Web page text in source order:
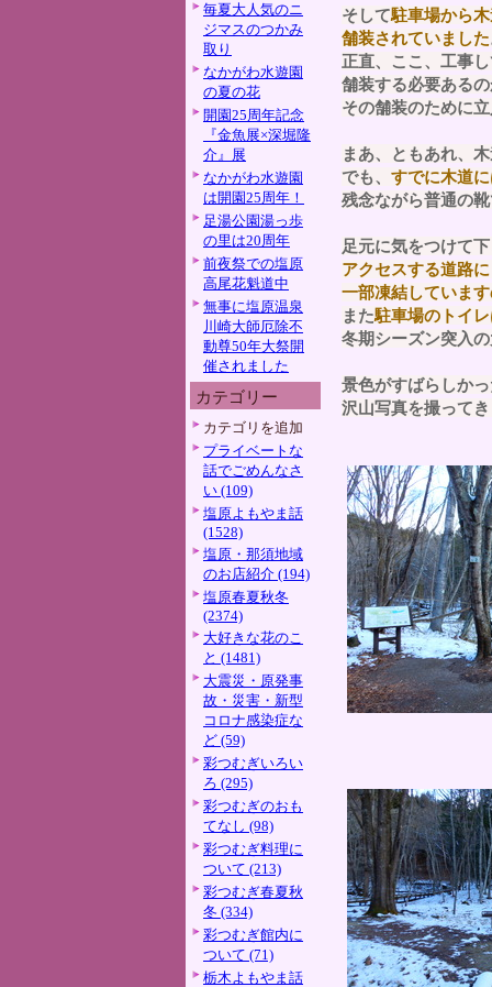
毎夏大人気のニ
ジマスのつかみ
取り
なかがわ水遊園
の夏の花
開園25周年記念
『金魚展×深堀隆
介』展
なかがわ水遊園
は開園25周年！
足湯公園湯っ歩
の里は20周年
前夜祭での塩原
高尾花魁道中
無事に塩原温泉
川崎大師厄除不
動尊50年大祭開
催されました
カテゴリー
カテゴリを追加
プライベートな
話でごめんなさ
い (109)
塩原よもやま話
(1528)
塩原・那須地域
のお店紹介 (194)
塩原春夏秋冬
(2374)
大好きな花のこ
と (1481)
大震災・原発事
故・災害・新型
コロナ感染症な
ど (59)
彩つむぎいろい
ろ (295)
彩つむぎのおも
てなし (98)
彩つむぎ料理に
ついて (213)
彩つむぎ春夏秋
冬 (334)
彩つむぎ館内に
ついて (71)
栃木よもやま話
そして駐車場から
舗装されていました
正直、ここ、工事
舗装する必要ある
その舗装のために
まあ、ともあれ、
でも、 すでに木道
残念ながら普通の
足元に気をつけて
アクセスする道路
一部凍結していま
また駐車場のトイ
冬期シーズン突入
景色がすばらしか
沢山写真を撮って